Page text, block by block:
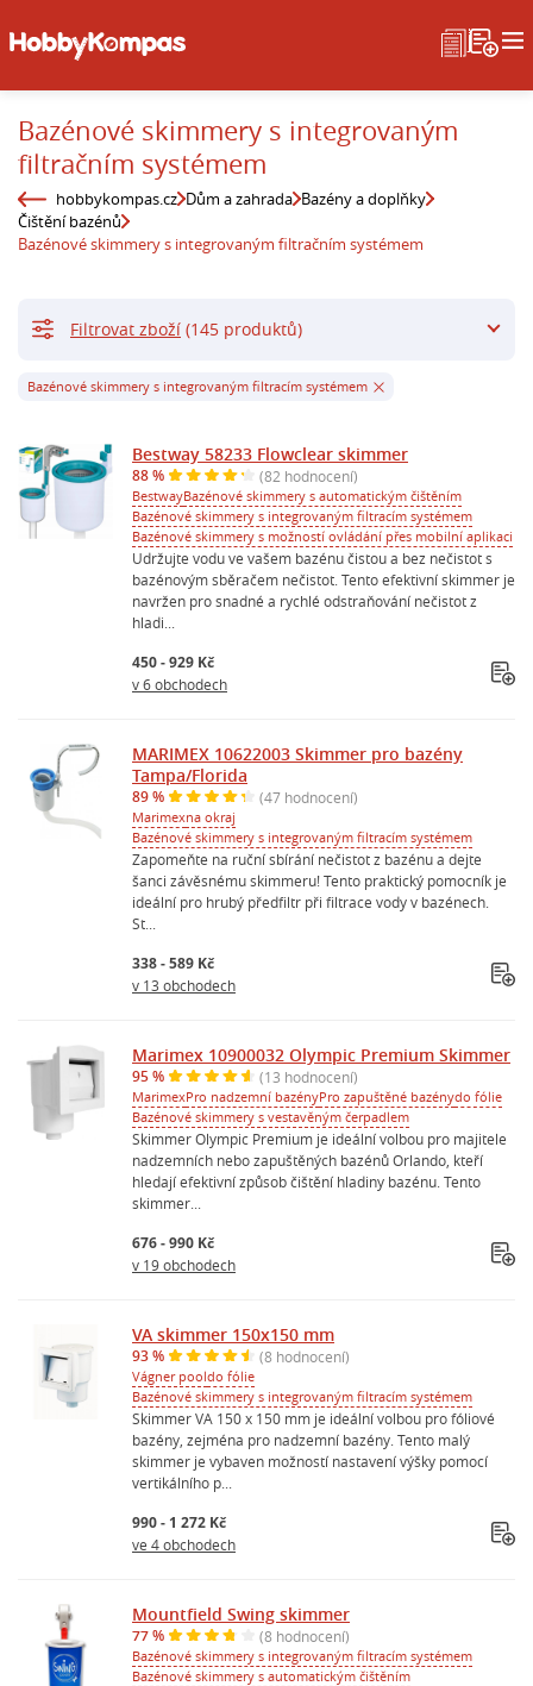
Bazénové skimmery s integrovaným
filtračním systémem
hobbykompas.cz Dům a zahrada Bazény a doplňky
Čištění bazénů
Bazénové skimmery s integrovaným filtračním systémem
Bestway 58233 Flowclear skimmer
88 % (82 hodnocení)
BestwayBazénové skimmery s automatickým čištěním
Bazénové skimmery s integrovaným filtracím systémem
Bazénové skimmery s možností ovládání přes mobilní aplikaci
Udržujte vodu ve vašem bazénu čistou a bez nečistot s
bazénovým sběračem nečistot. Tento efektivní skimmer je
navržen pro snadné a rychlé odstraňování nečistot z
hladi...
450 - 929 Kč
v 6 obchodech
MARIMEX 10622003 Skimmer pro bazény
Tampa/Florida
89 % (47 hodnocení)
Marimexna okraj
Bazénové skimmery s integrovaným filtracím systémem
Zapomeňte na ruční sbírání nečistot z bazénu a dejte
šanci závěsnému skimmeru! Tento praktický pomocník je
ideální pro hrubý předfiltr při filtrace vody v bazénech.
St...
338 - 589 Kč
v 13 obchodech
Marimex 10900032 Olympic Premium Skimmer
95 % (13 hodnocení)
MarimexPro nadzemní bazényPro zapuštěné bazénydo fólie
Bazénové skimmery s vestavěným čerpadlem
Skimmer Olympic Premium je ideální volbou pro majitele
nadzemních nebo zapuštěných bazénů Orlando, kteří
hledají efektivní způsob čištění hladiny bazénu. Tento
skimmer...
676 - 990 Kč
v 19 obchodech
VA skimmer 150x150 mm
93 % (8 hodnocení)
Vágner pooldo fólie
Bazénové skimmery s integrovaným filtracím systémem
Skimmer VA 150 x 150 mm je ideální volbou pro fóliové
bazény, zejména pro nadzemní bazény. Tento malý
skimmer je vybaven možností nastavení výšky pomocí
vertikálního p...
990 - 1 272 Kč
ve 4 obchodech
Mountfield Swing skimmer
77 % (8 hodnocení)
Bazénové skimmery s integrovaným filtracím systémem
Bazénové skimmery s automatickým čištěním
Filtrovat zboží (145 produktů)
Bazénové skimmery s integrovaným filtracím systémem